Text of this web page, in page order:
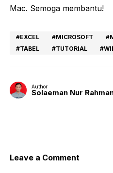
Mac. Semoga membantu!
EXCEL MICROSOFT
TABEL
TUTORIAL
Author
Solaeman Nur
Leave a Comment